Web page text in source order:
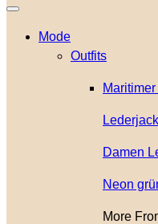
Mode
Outfits
Damen
Neon
More